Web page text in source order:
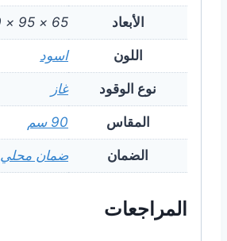
الأبعاد 65 × 95 × 90 سنتيميتر
اللون اسود
نوع الوقود غاز
المقاس 90 سم
الضمان ضمان محلي
المراجعات